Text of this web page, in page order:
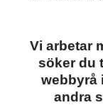
Vi arbetar
söker du
webbyrå
andra